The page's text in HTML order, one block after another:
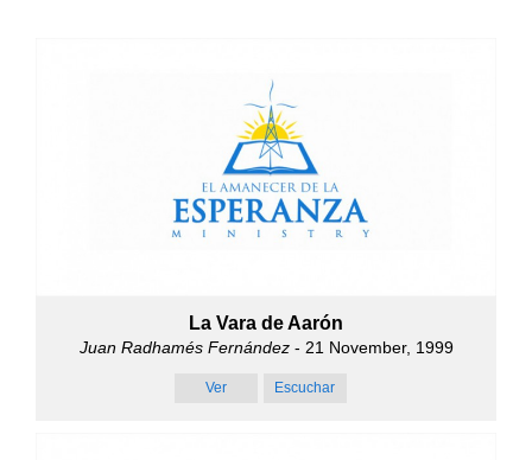
La Vara de Aarón
Juan Radhamés Fernández- 21 November, 1999
Ver Escuchar